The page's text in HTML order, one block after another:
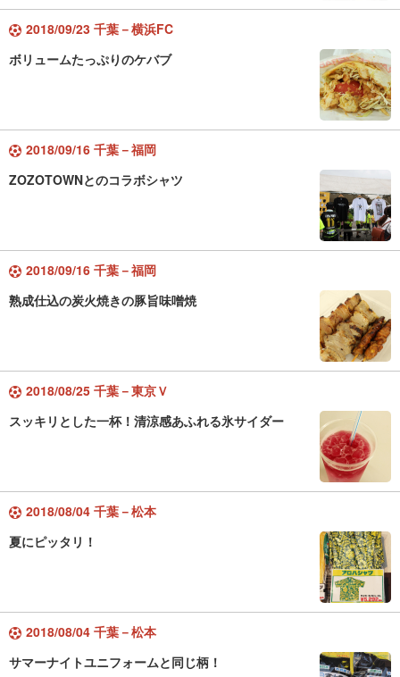
2018/09/23 千葉－横浜FC
ボリュームたっぷりのケバブ
2018/09/16 千葉－福岡
ZOZOTOWNとのコラボシャツ
2018/09/16 千葉－福岡
熟成仕込の炭火焼きの豚旨味噌焼
2018/08/25 千葉－東京Ｖ
スッキリとした一杯！清涼感あふれる氷サイダー
2018/08/04 千葉－松本
夏にピッタリ！
2018/08/04 千葉－松本
サマーナイトユニフォームと同じ柄！